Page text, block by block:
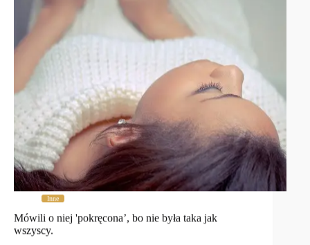
Inne
Mówili o niej 'pokręcona’, bo nie była taka jak
wszyscy.